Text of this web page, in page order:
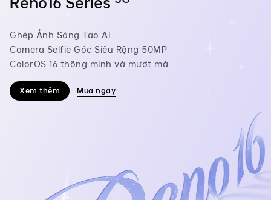
Ghép Ảnh Sáng Tạo AI
Camera Selfie Góc Siêu Rộng 50MP
ColorOS 16 thông minh và mượt mà
Xem thêm Mua ngay